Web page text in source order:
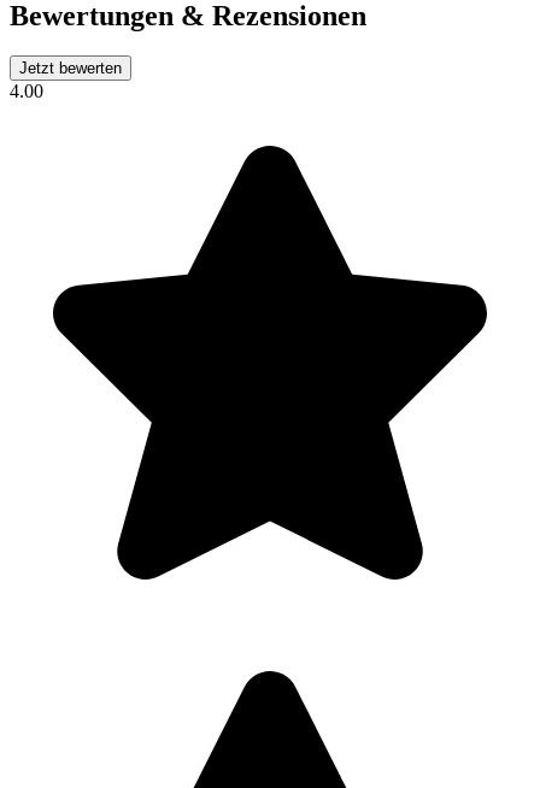
Bewertungen & Rezensionen
Jetzt bewerten
4.00